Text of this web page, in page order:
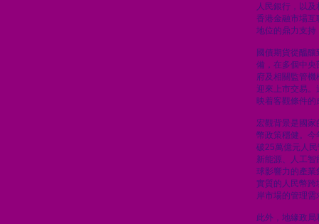
人民銀行，以
香港金融市場互
地位的鼎力支持
國債期貨從醞
備，在多個中央
府及相關監管
迎來上市交易。
映着客觀條件的
宏觀背景是國
幣政策穩健。今
破25萬億元人
新能源、人工
球影響力的產業
實質的人民幣跨
岸市場的管理需
此外，地緣政